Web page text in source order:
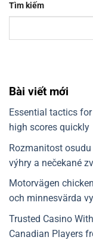
Tìm kiếm
Bài viết mới
Essential tactics
high scores quickly
Rozmanitost
výhry a nečekané
Motorvägen
och minnesvärda
Trusted Casino
Canadian Players